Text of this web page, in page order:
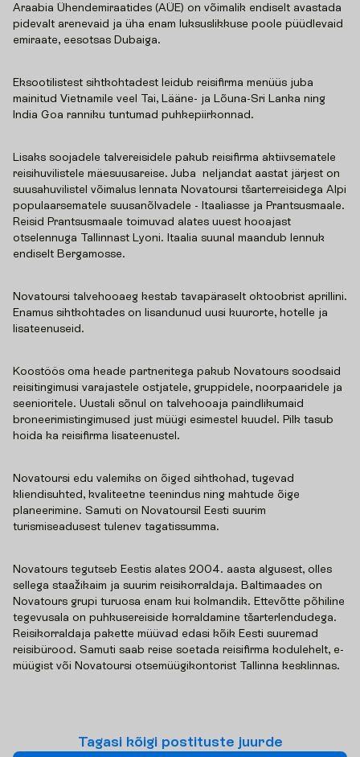
Araabia Ühendemiraatides (AÜE) on võimalik endiselt avastada
pidevalt arenevaid ja üha enam luksuslikkuse poole püüdlevaid
emiraate, eesotsas Dubaiga.
Eksootilistest sihtkohtadest leidub reisifirma menüüs juba
mainitud Vietnamile veel Tai, Lääne- ja Lõuna-Sri Lanka ning
India Goa ranniku tuntumad puhkepiirkonnad.
Lisaks soojadele talvereisidele pakub reisifirma aktiivsematele
reisihuvilistele mäesuusareise. Juba neljandat aastat järjest on
suusahuvilistel võimalus lennata Novatoursi tšarterreisidega Alpi
populaarsematele suusanõlvadele - Itaaliasse ja Prantsusmaale.
Reisid Prantsusmaale toimuvad alates uuest hooajast
otselennuga Tallinnast Lyoni. Itaalia suunal maandub lennuk
endiselt Bergamosse.
Novatoursi talvehooaeg kestab tavapäraselt oktoobrist aprillini.
Enamus sihtkohtades on lisandunud uusi kuurorte, hotelle ja
lisateenuseid.
Koostöös oma heade partneritega pakub Novatours soodsaid
reisitingimusi varajastele ostjatele, gruppidele, noorpaaridele ja
seenioritele. Uustali sõnul on talvehooaja paindlikumaid
broneerimistingimused just müügi esimestel kuudel. Pilk tasub
hoida ka reisifirma lisateenustel.
Novatoursi edu valemiks on õiged sihtkohad, tugevad
kliendisuhted, kvaliteetne teenindus ning mahtude õige
planeerimine. Samuti on Novatoursil Eesti suurim
turismiseadusest tulenev tagatissumma.
Novatours tegutseb Eestis alates 2004. aasta algusest, olles
sellega staažikaim ja suurim reisikorraldaja. Baltimaades on
Novatours grupi turuosa enam kui kolmandik. Ettevõtte põhiline
tegevusala on puhkusereiside korraldamine tšarterlendudega.
Reisikorraldaja pakette müüvad edasi kõik Eesti suuremad
reisibürood. Samuti saab reise soetada reisifirma kodulehelt, e-
müügist või Novatoursi otsemüügikontorist Tallinna kesklinnas.
Tagasi kõigi postituste juurde